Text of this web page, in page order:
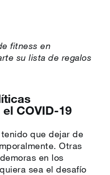
fitness en
su lista de regalos
COVID-19
que dejar de
Otras
en los
sea el desafío